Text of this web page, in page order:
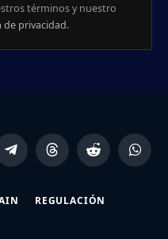
términos y nuestro
de privacidad.
TelegramThreads Reddit
REGULACIÓN